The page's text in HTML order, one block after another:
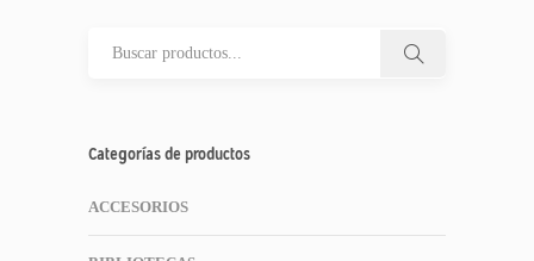
Categorías de productos
ACCESORIOS